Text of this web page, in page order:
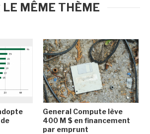
LE MÊME THÈME
General Compute lève
400 M $ en financement
par emprunt